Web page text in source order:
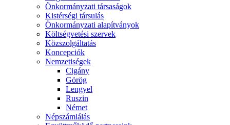
Önkormányzati társaságok
Kistérségi társulás
Önkormányzati alapítványok
Költségvetési szervek
Közszolgáltatás
Koncepciók
Nemzetiségek
Cigány
Görög
Lengyel
Ruszin
Német
Népszámlálás